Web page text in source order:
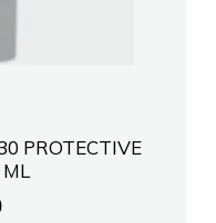
PROTECTIVE